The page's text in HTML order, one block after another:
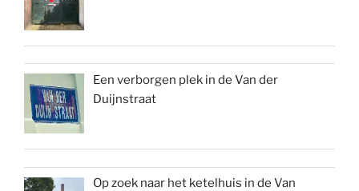
Een verborgen plek in de Van der
Duijnstraat
Op zoek naar het ketelhuis in de Van